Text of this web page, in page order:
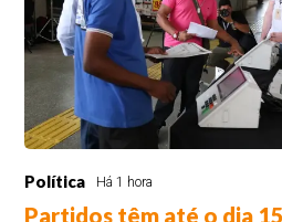
Política Há 1 hora
Partidos têm até o dia